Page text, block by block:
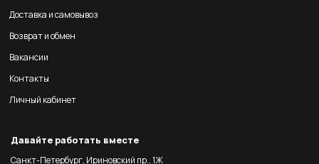
Доставка и самовывоз
Возврат и обмен
Вакансии
Контакты
Личный кабинет
Давайте работать вместе
Санкт-Петербург, Ириновский пр., 1Ж